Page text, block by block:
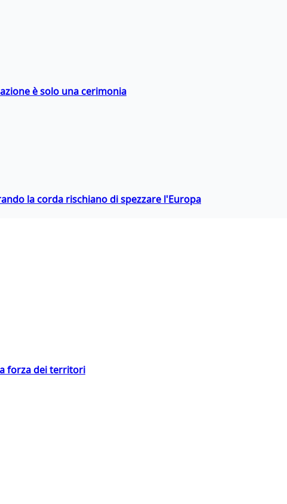
è solo una cerimonia
la corda rischiano di spezzare l'Europa
forza dei territori